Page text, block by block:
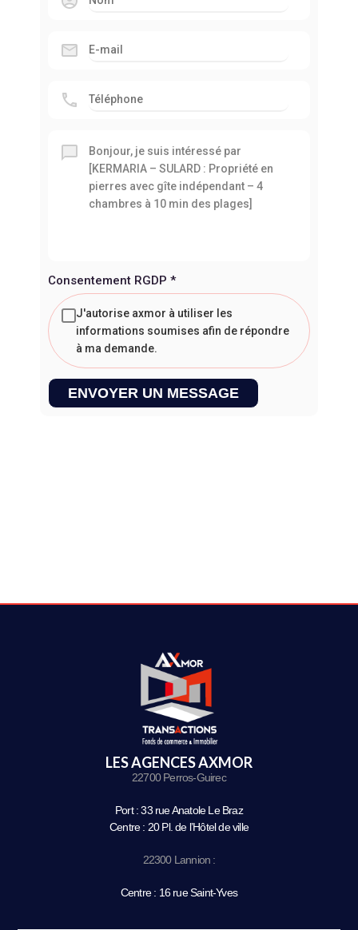
Consentement RGDP *
J'autorise axmor à utiliser les
informations soumises afin de répondre
à ma demande.
ENVOYER UN MESSAGE
LES AGENCES AXMOR
22700 Perros-Guirec
Port : 33 rue Anatole Le Braz
Centre : 20 Pl. de l’Hôtel de ville
22300 Lannion :
Centre : 16 rue Saint-Yves